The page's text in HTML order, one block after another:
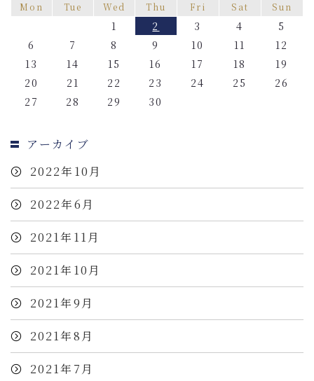
Mon
Tue Wed Thu Fri Sat Sun
1 2 3 4
5
6
7 8 9 10 11
12
13
14 15 16 17 18
19
20
21 22 23 24 25
26
27
28 29 30
アーカイブ
2022年10月
2022年6月
2021年11月
2021年10月
2021年9月
2021年8月
2021年7月